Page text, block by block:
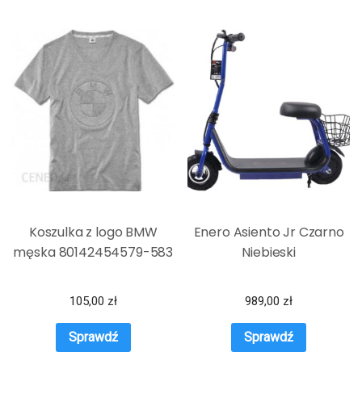
Koszulka z logo BMW
męska 80142454579-583
105,00 zł
Sprawdź
Enero Asiento Jr Czarno
Niebieski
989,00 zł
Sprawdź